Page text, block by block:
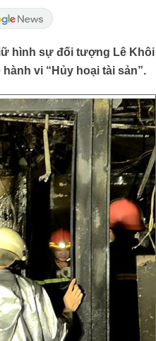
hình sự đối tượng Lê
vi “Hủy hoại tài sản”.